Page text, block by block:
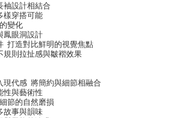
袖設計相結合
樣穿搭可能
變化
鳳眼洞設計
打造對比鮮明的視覺焦點
規則拉扯感與皺褶效果
現代感 將簡約與細節相融合
性與藝術性
節的自然磨損
故事與韻味